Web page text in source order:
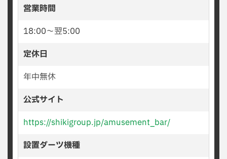
営業時間
18:00〜翌5:00
定休日
年中無休
公式サイト
https://shikigroup.jp/amusement_bar/
設置ダーツ機種